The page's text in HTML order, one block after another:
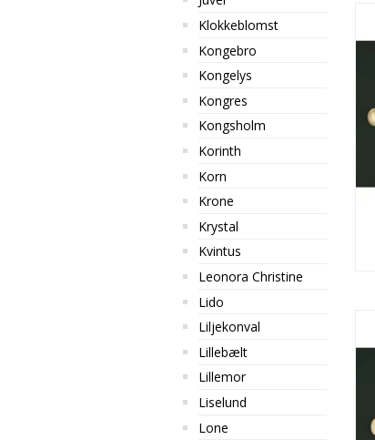
Klokkeblomst
Kongebro
Kongelys
Kongres
Kongsholm
Korinth
Korn
Krone
Krystal
Kvintus
Leonora Christine
Lido
Liljekonval
Lillebælt
Lillemor
Liselund
Lone